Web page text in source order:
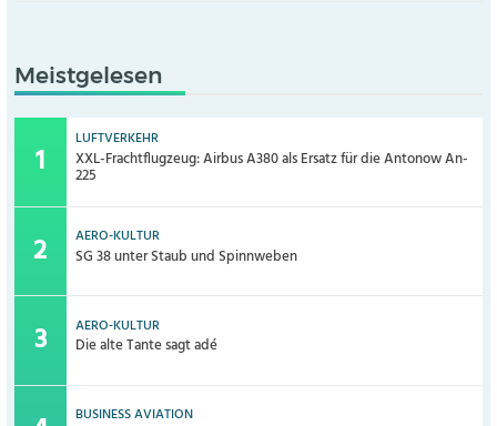
Meistgelesen
LUFTVERKEHR
XXL-Frachtflugzeug: Airbus A380 als Ersatz für die Antonow An-
225
AERO-KULTUR
SG 38 unter Staub und Spinnweben
AERO-KULTUR
Die alte Tante sagt adé
BUSINESS AVIATION